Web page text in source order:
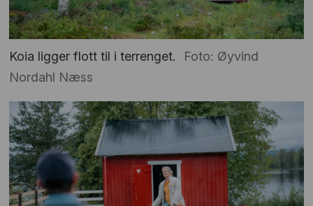
Koia ligger flott til i terrenget.
Foto: Øyvind
Nordahl Næss